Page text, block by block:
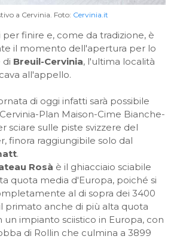
a Cervinia. Foto: Cervinia.it
per finire e, come da tradizione, è
il momento dell'apertura per lo
di Breuil-Cervinia, l'ultima località
all'appello.
di oggi infatti sarà possibile
Plan Maison-Cime Bianche-
sciare sulle piste svizzere del
finora raggiungibile solo dal
.
Rosà è il ghiacciaio sciabile
quota media d'Europa, poiché si
al di sopra dei 3400
primato anche di più alta quota
un impianto sciistico in Europa, con
di Rollin che culmina a 3899